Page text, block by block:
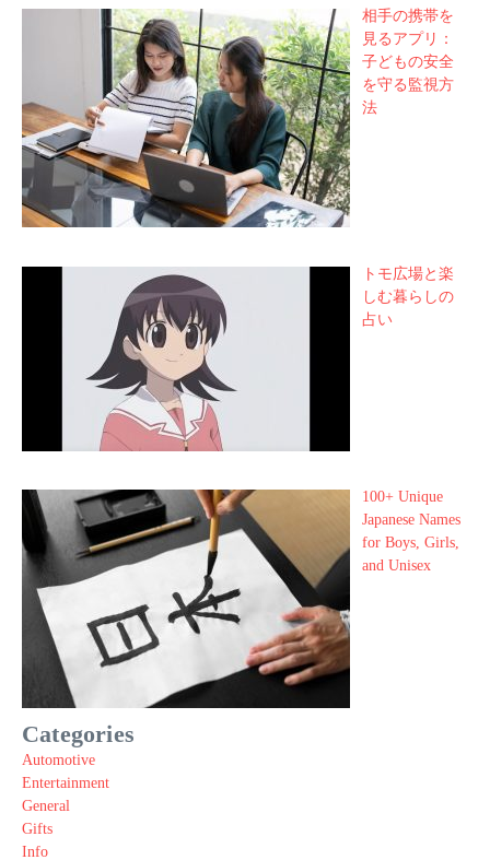
相手の携帯を
見るアプリ：
子どもの安全
を守る監視方
法
トモ広場と楽
しむ暮らしの
占い
100+ Unique
Japanese Names
for Boys, Girls,
and Unisex
Categories
Automotive
Entertainment
General
Gifts
Info